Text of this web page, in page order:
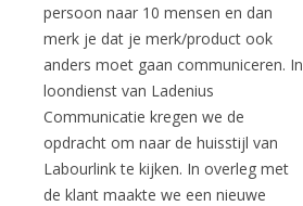
persoon naar 10 mensen en dan
merk je dat je merk/product ook
anders moet gaan communiceren. In
loondienst van Ladenius
Communicatie kregen we de
opdracht om naar de huisstijl van
Labourlink te kijken. In overleg met
de klant maakte we een nieuwe